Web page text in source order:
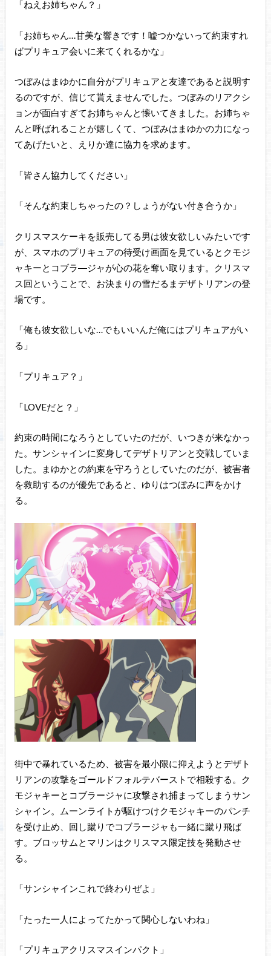
「ねえお姉ちゃん？」
「お姉ちゃん…甘美な響きです！嘘つかないって約束すれ
ばプリキュア会いに来てくれるかな」
つぼみはまゆかに自分がプリキュアと友達であると説明す
るのですが、信じて貰えませんでした。つぼみのリアクシ
ョンが面白すぎてお姉ちゃんと懐いてきました。お姉ちゃ
んと呼ばれることが嬉しくて、つぼみはまゆかの力になっ
てあげたいと、えりか達に協力を求めます。
「皆さん協力してください」
「そんな約束しちゃったの？しょうがない付き合うか」
クリスマスケーキを販売してる男は彼女欲しいみたいです
が、スマホのプリキュアの待受け画面を見ているとクモジ
ャキーとコブラ―ジャが心の花を奪い取ります。クリスマ
ス回ということで、お決まりの雪だるまデザトリアンの登
場です。
「俺も彼女欲しいな…でもいいんだ俺にはプリキュアがい
る」
「プリキュア？」
「LOVEだと？」
約束の時間になろうとしていたのだが、いつきが来なかっ
た。サンシャインに変身してデザトリアンと交戦していま
した。まゆかとの約束を守ろうとしていたのだが、被害者
を救助するのが優先であると、ゆりはつぼみに声をかけ
る。
街中で暴れているため、被害を最小限に抑えようとデザト
リアンの攻撃をゴールドフォルテバーストで相殺する。ク
モジャキーとコブラージャに攻撃され捕まってしまうサン
シャイン。ムーンライトが駆けつけクモジャキーのパンチ
を受け止め、回し蹴りでコブラージャも一緒に蹴り飛ば
す。ブロッサムとマリンはクリスマス限定技を発動させ
る。
「サンシャインこれで終わりぜよ」
「たった一人によってたかって関心しないわね」
「プリキュアクリスマスインパクト」